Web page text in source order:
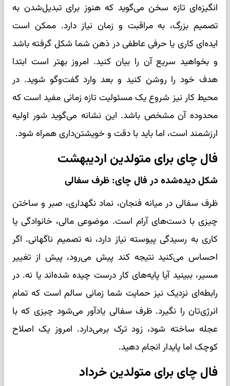
انگیزه‌ای تازه سخن می‌گوید که هنوز برای تبدیل‌شدن به
تصمیم بزرگ، به مراقبت و زمان نیاز دارد. ممکن است
ایده‌ای کاری یا حرفی عاطفی در ذهن شما شکل گرفته باشد
و بخواهید سریع آن را بیان کنید. امروز بهتر است ابتدا
هدف خود را روشن کنید و بعد وارد گفت‌وگو شوید. در
محیط کار نیز شروع یک مسئولیت تازه زمانی مفید است که
محدوده آن مشخص باشد. این نشانه می‌گوید شور اولیه
ارزشمند است، اما باید با دقت و خویشتن‌داری همراه شود.
فال چای برای متولدین اردیبهشت
شکل دیده‌شده در فال چای: ظرف سفالی
ظرف سفالی در میانه فنجان، نماد نگهداری، صبر و ساختن
چیزی با دست‌های آرام است. موضوعی مالی، خانوادگی یا
کاری به رسیدگی پیوسته نیاز دارد، نه تصمیم ناگهانی. اگر
احساس می‌کنید نتیجه کند پیش می‌رود، پیش از تغییر
مسیر، ببینید آیا پایه‌های کار درست چیده شده‌اند یا نه. در
رابطه‌ای نزدیک نیز حمایت شما زمانی سالم است که تمام
انرژی‌تان را نگیرد. ظرف سفالی یادآور می‌شود چیزی که با
عجله ساخته شود، زود ترک برمی‌دارد. امروز یک اصلاح
کوچک اما پایدار انجام دهید.
فال چای برای متولدین خرداد